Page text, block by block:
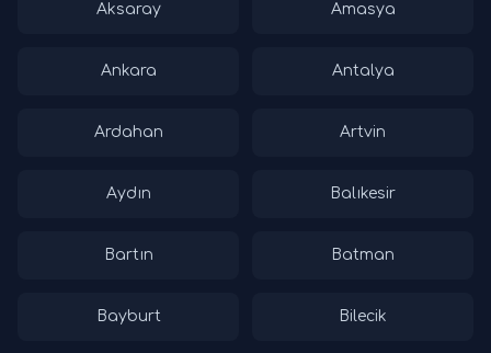
Aksaray Amasya
Ankara Antalya
Ardahan Artvin
Aydın Balıkesir
Bartın Batman
Bayburt Bilecik